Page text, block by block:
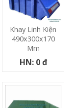
Khay Linh Kiện
490x300x170
Mm
HN: 0 đ